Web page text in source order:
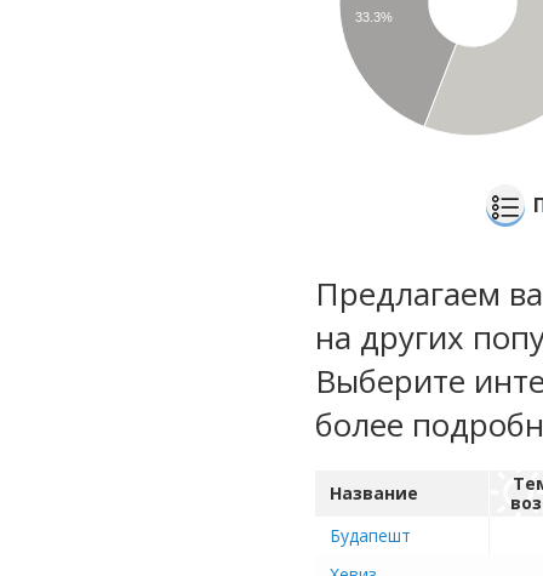
33.3%
Предлагаем
на других
Выберите
более
Название
Будапешт